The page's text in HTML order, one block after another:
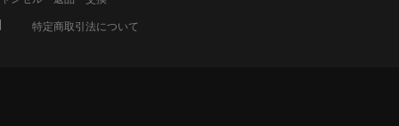
特定商取引法について